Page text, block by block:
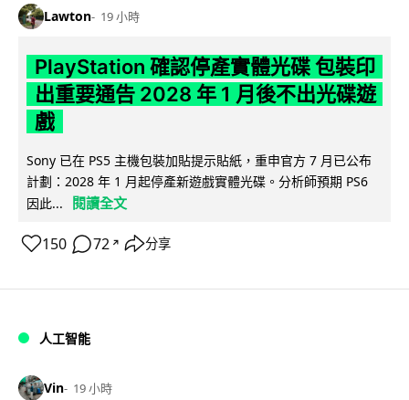
Lawton 19 小時
PlayStation 確認停產實體光碟 包裝印
出重要通告 2028 年 1 月後不出光碟遊
戲
Sony 已在 PS5 主機包裝加貼提示貼紙，重申官方 7 月已公布
計劃：2028 年 1 月起停產新遊戲實體光碟。分析師預期 PS6
因此...
閱讀全文
150 72 ↗ 分享
人工智能
Vin 19 小時